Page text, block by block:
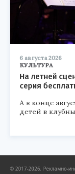
6 августа 2026
КУЛЬТУРА
На летней
серия
А в конце
детей в
© 2017-2026, Рекламно-